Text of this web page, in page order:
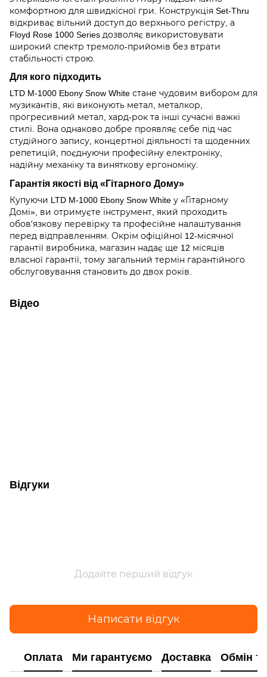
комфортною для швидкісної гри. Конструкція Set-Thru
відкриває вільний доступ до верхнього регістру, а
Floyd Rose 1000 Series дозволяє використовувати
широкий спектр тремоло-прийомів без втрати
стабільності строю.
Для кого підходить
LTD M-1000 Ebony Snow White стане чудовим вибором для
музикантів, які виконують метал, металкор,
прогресивний метал, хард-рок та інші сучасні важкі
стилі. Вона однаково добре проявляє себе під час
студійного запису, концертної діяльності та щоденних
репетицій, поєднуючи професійну електроніку,
надійну механіку та виняткову ергономіку.
Гарантія якості від «Гітарного Дому»
Купуючи LTD M-1000 Ebony Snow White у «Гітарному
Домі», ви отримуєте інструмент, який проходить
обов'язкову перевірку та професійне налаштування
перед відправленням. Окрім офіційної 12-місячної
гарантії виробника, магазин надає ще 12 місяців
власної гарантії, тому загальний термін гарантійного
обслуговування становить до двох років.
Відео
Відгуки
Додайте перший відгук
Написати відгук
Оплата Ми гарантуємо Доставка Обмін